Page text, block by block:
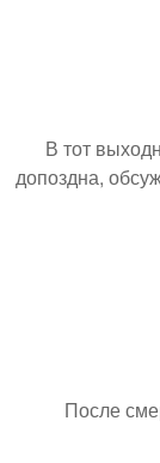
В тот
допоздна,
После